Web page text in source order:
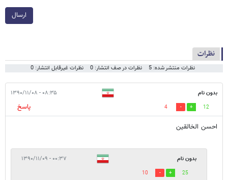
ارسال
نظرات
نظرات منتشر شده: 5 نظرات در صف انتشار: 0 نظرات غیرقابل انتشار: 0
بدون نام ۰۸:۳۵ - ۱۳۹۰/۱۱/۰۸
12
4
پاسخ
احسن الخالقين
بدون نام ۰۰:۳۷ - ۱۳۹۰/۱۱/۰۹
25
10